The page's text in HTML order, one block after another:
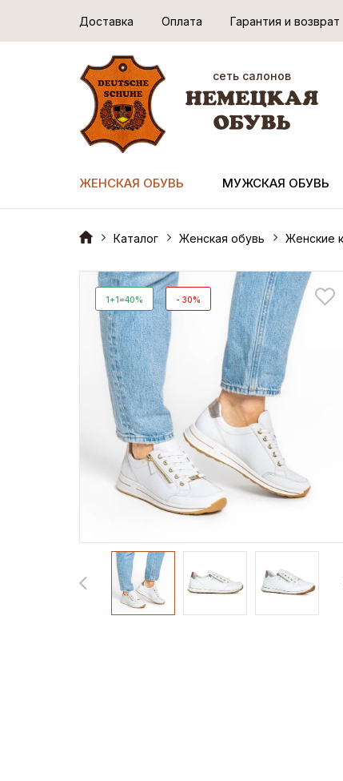
Доставка Оплата Гарантия и возврат
сеть салонов
ЖЕНСКАЯ ОБУВЬ МУЖСКАЯ ОБУВЬ
Каталог Женская обувь Женские
1+1=40% - 30%